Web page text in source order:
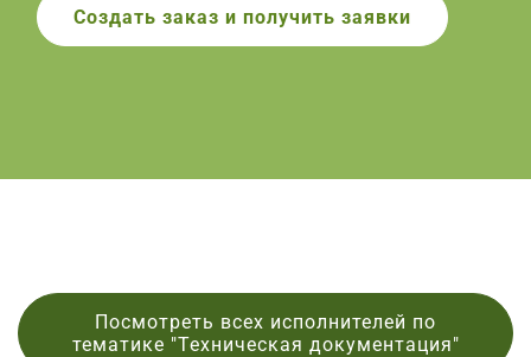
Создать заказ и получить заявки
Посмотреть всех исполнителей по
тематике "Техническая документация"